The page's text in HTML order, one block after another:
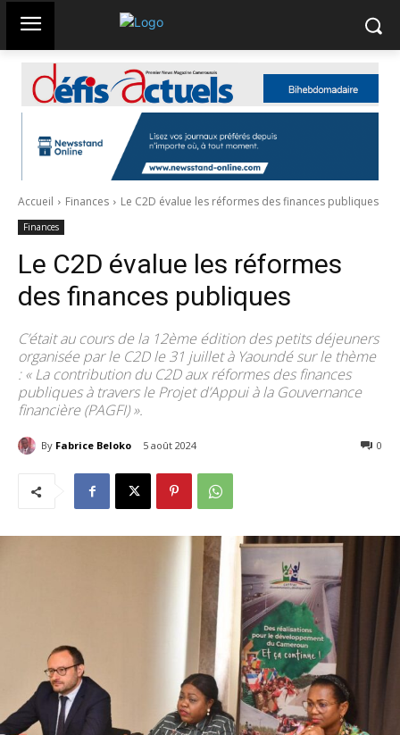
Accueil Finances Le C2D évalue les réformes des finances publiques
Finances
Le C2D évalue les réformes
des finances publiques
C’était au cours de la 12ème édition des petits déjeuners
organisée par le C2D le 31 juillet à Yaoundé sur le thème
: « La contribution du C2D aux réformes des finances
publiques à travers le Projet d’Appui à la Gouvernance
financière (PAGFI) ».
By Fabrice Beloko 5 août 2024 0